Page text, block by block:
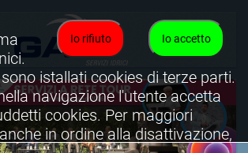
Io accetto
Io rifiuto
istallati cookies di terze parti.
navigazione l'utente accetta
cookies. Per maggiori
in ordine alla disattivazione,